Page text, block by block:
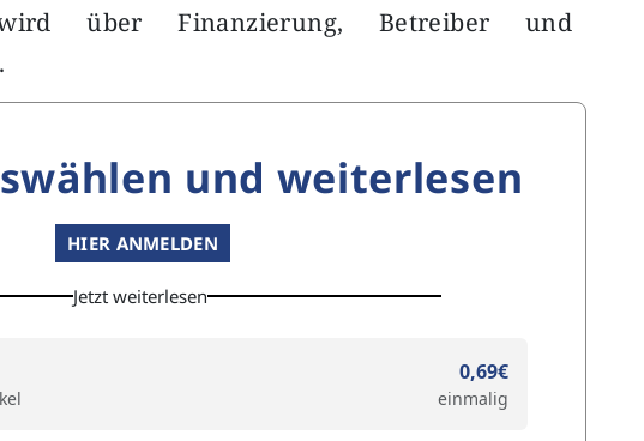
über Finanzierung, Betreiber und
und weiterlesen
HIER ANMELDEN
Jetzt weiterlesen
0,69€
einmalig